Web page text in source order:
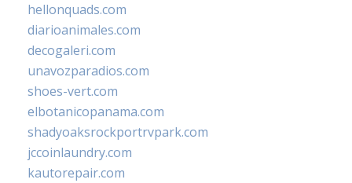
hellonquads.com
diarioanimales.com
decogaleri.com
unavozparadios.com
shoes-vert.com
elbotanicopanama.com
shadyoaksrockportrvpark.com
jccoinlaundry.com
kautorepair.com